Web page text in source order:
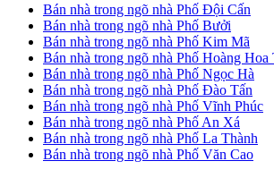
Bán nhà trong ngõ nhà Phố Đội Cấn
Bán nhà trong ngõ nhà Phố Bưởi
Bán nhà trong ngõ nhà Phố Kim Mã
Bán nhà trong ngõ nhà Phố Hoàng Hoa
Bán nhà trong ngõ nhà Phố Ngọc Hà
Bán nhà trong ngõ nhà Phố Đào Tấn
Bán nhà trong ngõ nhà Phố Vĩnh Phúc
Bán nhà trong ngõ nhà Phố An Xá
Bán nhà trong ngõ nhà Phố La Thành
Bán nhà trong ngõ nhà Phố Văn Cao